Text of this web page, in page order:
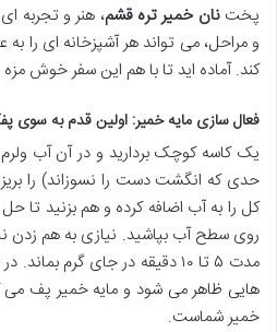
پختنان خمیر تره قشم، هنر و تجربه
و مراحل، می تواند هر آشپزخانه ای را
کند. آماده اید تا با هم این سفر خوش مزه
فعال سازی مایه خمیر: اولین قدم به سوی
حدی که انگشت دست را نسوزاند) را
کل را به آب اضافه کرده و هم بزنید تا
روی سطح آب بپاشید. نیازی به هم زدن
مدت ۵ تا ۱۰ دقیقه در جای گرم
هایی ظاهر می شود و مایه خمیر پف می
خمیر شماست.